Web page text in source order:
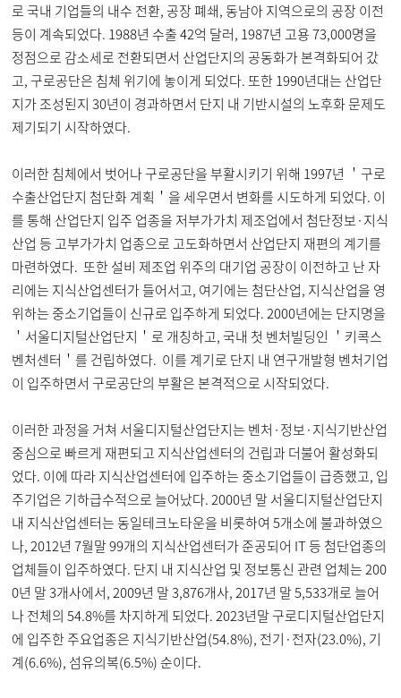
로 국내 기업들의 내수 전환, 공장 폐쇄, 동남아 지역으로의 공장 이전
등이 계속되었다. 1988년 수출 42억 달러, 1987년 고용 73,000명을
정점으로 감소세로 전환되면서 산업단지의 공동화가 본격화되어 갔
고, 구로공단은 침체 위기에 놓이게 되었다. 또한 1990년대는 산업단
지가 조성된지 30년이 경과하면서 단지 내 기반시설의 노후화 문제도
제기되기 시작하였다.
이러한 침체에서 벗어나 구로공단을 부활시키기 위해 1997년 ＇구로
수출산업단지 첨단화 계획＇을 세우면서 변화를 시도하게 되었다. 이
를 통해 산업단지 입주 업종을 저부가가치 제조업에서 첨단정보·지식
산업 등 고부가가치 업종으로 고도화하면서 산업단지 재편의 계기를
마련하였다. 또한 설비 제조업 위주의 대기업 공장이 이전하고 난 자
리에는 지식산업센터가 들어서고, 여기에는 첨단산업, 지식산업을 영
위하는 중소기업들이 신규로 입주하게 되었다. 2000년에는 단지명을
＇서울디지털산업단지＇로 개칭하고, 국내 첫 벤처빌딩인 ＇키콕스
벤처센터＇를 건립하였다. 이를 계기로 단지 내 연구개발형 벤처기업
이 입주하면서 구로공단의 부활은 본격적으로 시작되었다.
이러한 과정을 거쳐 서울디지털산업단지는 벤처·정보·지식기반산업
중심으로 빠르게 재편되고 지식산업센터의 건립과 더불어 활성화되
었다. 이에 따라 지식산업센터에 입주하는 중소기업들이 급증했고, 입
주기업은 기하급수적으로 늘어났다. 2000년 말 서울디지털산업단지
내 지식산업센터는 동일테크노타운을 비롯하여 5개소에 불과하였으
나, 2012년 7월말 99개의 지식산업센터가 준공되어 IT 등 첨단업종의
업체들이 입주하였다. 단지 내 지식산업 및 정보통신 관련 업체는 200
0년 말 3개사에서, 2009년 말 3,876개사, 2017년 말 5,533개로 늘어
나 전체의 54.8%를 차지하게 되었다. 2023년말 구로디지털산업단지
에 입주한 주요업종은 지식기반산업(54.8%), 전기·전자(23.0%), 기
계(6.6%), 섬유의복(6.5%) 순이다.